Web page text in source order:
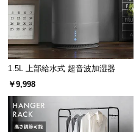
1.5L 上部給水式 超音波加湿器
￥9,998